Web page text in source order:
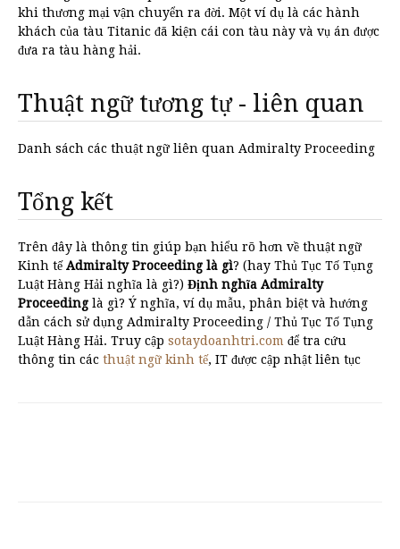
khi thương mại vận chuyển ra đời. Một ví dụ là các hành
khách của tàu Titanic đã kiện cái con tàu này và vụ án được
đưa ra tàu hàng hải.
Thuật ngữ tương tự - liên quan
Danh sách các thuật ngữ liên quan Admiralty Proceeding
Tổng kết
Trên đây là thông tin giúp bạn hiểu rõ hơn về thuật ngữ
Kinh tếAdmiralty Proceeding là gì? (hay Thủ Tục Tố Tụng
Luật Hàng Hải nghĩa là gì?) Định nghĩa Admiralty
Proceeding là gì? Ý nghĩa, ví dụ mẫu, phân biệt và hướng
dẫn cách sử dụng Admiralty Proceeding / Thủ Tục Tố Tụng
Luật Hàng Hải. Truy cập sotaydoanhtri.com để tra cứu
thông tin các thuật ngữ kinh tế, IT được cập nhật liên tục